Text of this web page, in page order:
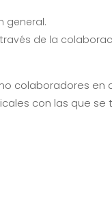
general.
de la
colaboradores en
con las que se